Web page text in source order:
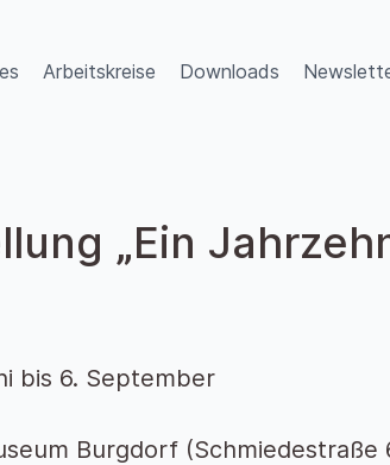
Arbeitskreise Downloads
„Ein
bis 6. September
Burgdorf (Schmiedestraße